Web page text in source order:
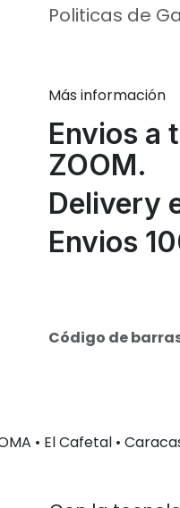
Politicas de
Más información
Envios a
ZOOM.
Delivery
Envios
Código de
• El Cafetal •